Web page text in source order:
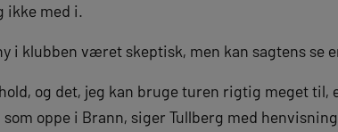
ikke med i.
i klubben været skeptisk, men kan sagtens
og det, jeg kan bruge turen rigtig meget til,
oppe i Brann, siger Tullberg med